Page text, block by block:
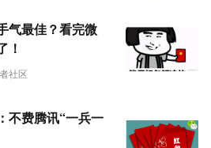
社区
气最佳？看完微
！
不费腾讯“一兵一